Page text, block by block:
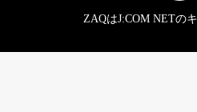
ZAQはJ:COM NETの